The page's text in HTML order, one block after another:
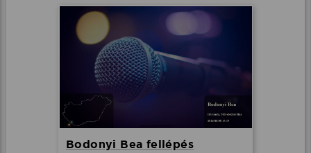
Bodonyi Bea fellépés